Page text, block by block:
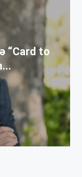
“Card to